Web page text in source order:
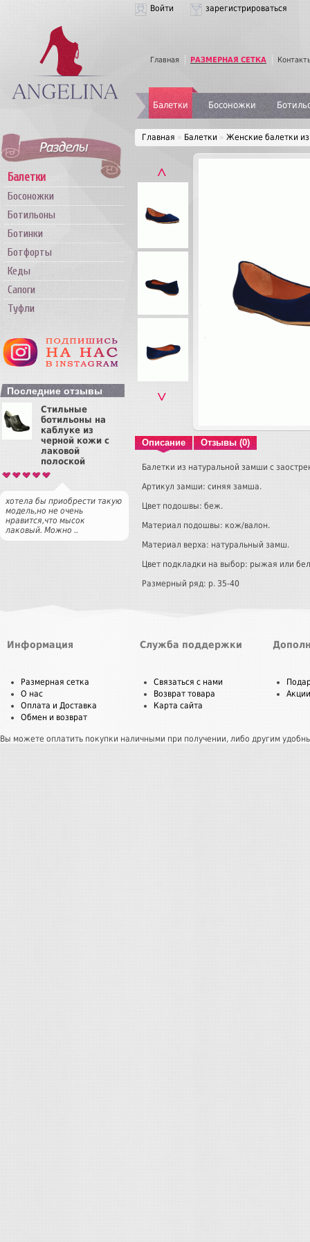
Войти зарегистрироваться
Главная РАЗМЕРНАЯ СЕТКА
Балетки Босоножки
Балетки
Босоножки
Ботильоны
Ботинки
Ботфорты
Кеды
Сапоги
Туфли
Последние отзывы
Стильные
ботильоны на
каблуке из
черной кожи с
лаковой
полоской
хотела бы приобрести такую
модель,но не очень
нравится,что мысок
лаковый. Можно ..
Главная » Балетки » Женские балетки
˄
˅
Описание Отзывы (0)
Балетки из натуральной замши с
Артикул замши: синяя замша.
Цвет подошвы: беж.
Материал подошвы: кож/валон.
Материал верха: натуральный замш.
Цвет подкладки на выбор: рыжая или
Размерный ряд: р. 35-40
Информация
Размерная сетка
О нас
Оплата и Доставка
Обмен и возврат
Служба поддержки
Связаться с нами
Возврат товара
Карта сайта
Акции
Вы можете оплатить покупки наличными при получении, либо другим